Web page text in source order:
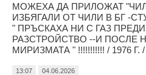
МОЖЕХА ДА ПРИЛОЖАТ
ИЗБЯГАЛИ ОТ ЧИЛИ В БГ -
" ПРЪСКАХА НИ С ГАЗ
РАЗСТРОЙСТВО --И ПОСЛЕ
МИРИЗМАТА " !!!!!!!!!!! / 1976 Г. /
13:07 04.06.2026